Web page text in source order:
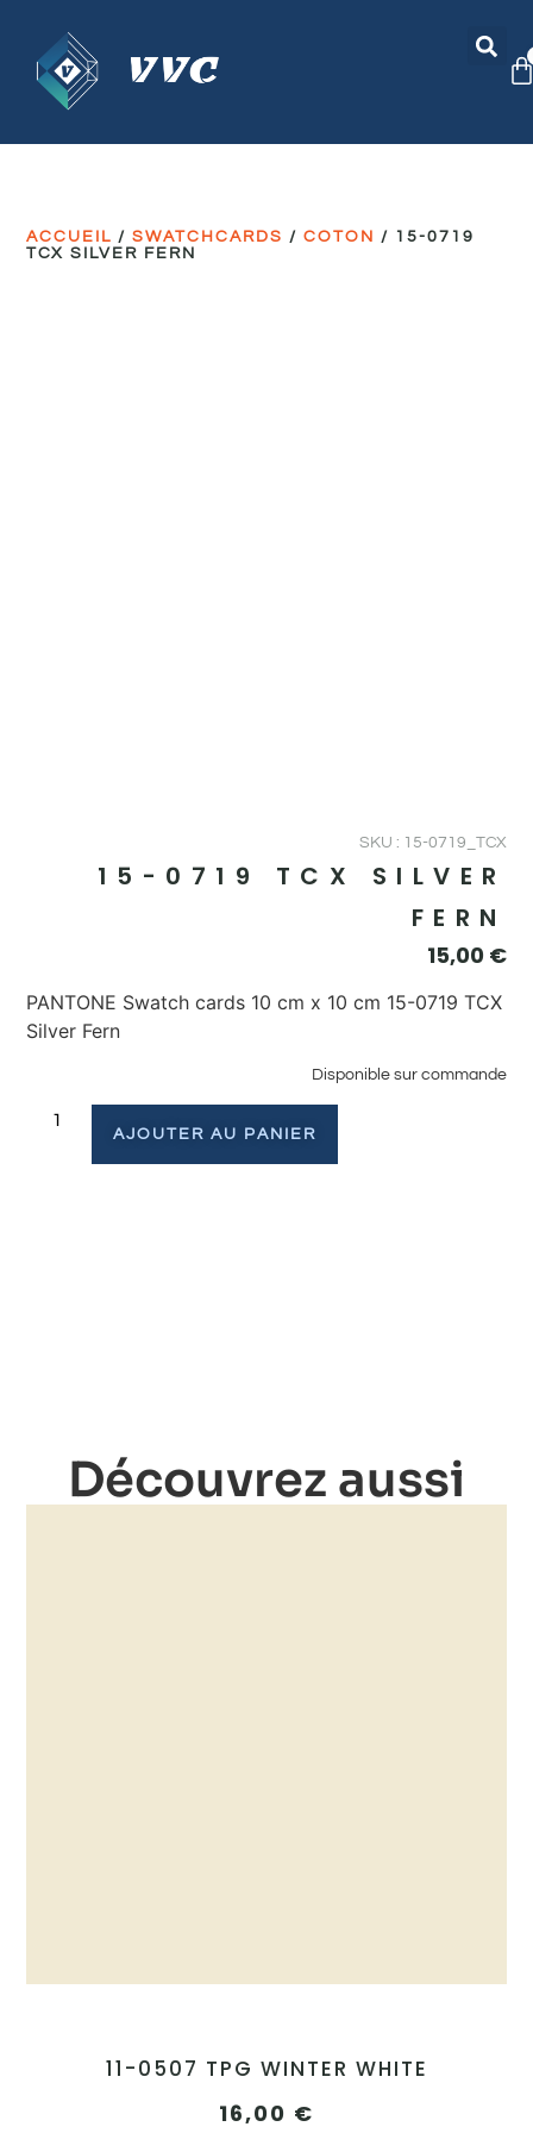
ACCUEIL /SWATCHCARDS /COTON / 15-0719
TCX SILVER FERN
SKU : 15-0719_TCX
15-0719 TCX SILVER
FERN
15,00 €
PANTONE Swatch cards 10 cm x 10 cm 15-0719 TCX
Silver Fern
Disponible sur commande
AJOUTER AU PANIER
Découvrez aussi
11-0507 TPG WINTER WHITE
16,00 €